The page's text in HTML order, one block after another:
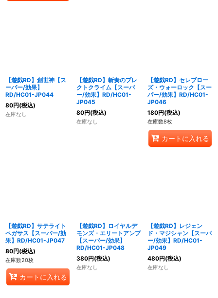
【遊戯RD】創世神【ス
ーパー/効果】
RD/HC01-JP044
80円(税込)
在庫なし
【遊戯RD】斬奏のプレ
クトクライム【スーパ
ー/効果】RD/HC01-
JP045
80円(税込)
在庫なし
【遊戯RD】セレブロー
ズ・ウォーロック【スー
パー/効果】RD/HC01-
JP046
180円(税込)
在庫数8枚
カートに入れる
【遊戯RD】サテライト
ペガサス【スーパー/効
果】RD/HC01-JP047
80円(税込)
在庫数20枚
カートに入れる
【遊戯RD】ロイヤルデ
モンズ・エリートアンプ
【スーパー/効果】
RD/HC01-JP048
380円(税込)
在庫なし
【遊戯RD】レジェン
ド・マジシャン【スーパ
ー/効果】RD/HC01-
JP049
480円(税込)
在庫なし